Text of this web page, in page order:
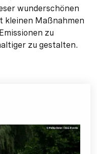
wunderschönen
kleinen Maßnahmen
zu
zu gestalten.